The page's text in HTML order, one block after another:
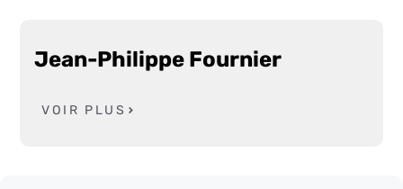
Jean-Philippe Fournier
VOIR PLUS